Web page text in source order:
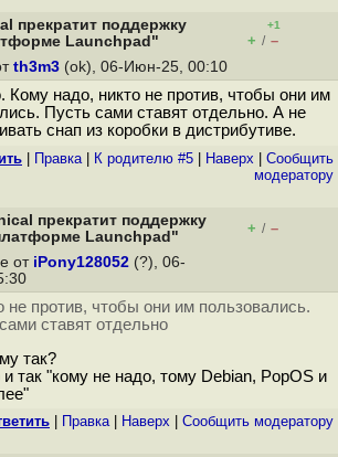
прекратит поддержку
Launchpad"
+1
+ / –
th3m3 (ok), 06-Июн-25, 00:10
Кому надо, никто не против, чтобы они им
Пусть сами ставят отдельно. А не
снап из коробки в дистрибутиве.
Правка| К родителю #5 Наверх
Cообщить
модератору
прекратит поддержку
Launchpad"
+ / –
от iPony128052 (?), 06-
не против, чтобы они им пользовались.
ставят отдельно
так?
так "кому не надо, тому Debian, PopOS и
Правка| Наверх Cообщить модератору